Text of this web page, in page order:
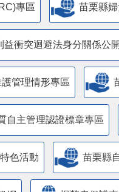
專區 苗栗縣
益衝突迴避法身分關係公
管理情形專區
自主管理認證標章專區
色活動 苗栗縣